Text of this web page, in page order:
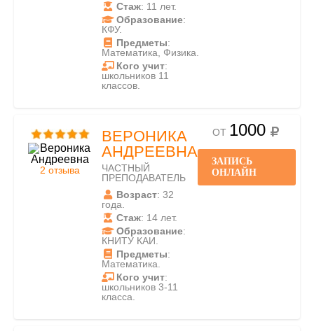
Стаж: 11 лет.
Образование:
КФУ.
Предметы:
Математика, Физика.
Кого учит:
школьников 11
классов.
2 отзыва
ВЕРОНИКА
АНДРЕЕВНА
ЧАСТНЫЙ
ПРЕПОДАВАТЕЛЬ
Возраст: 32
года.
Стаж: 14 лет.
Образование:
КНИТУ КАИ.
Предметы:
Математика.
Кого учит:
школьников 3-11
класса.
ОТ 1000
ЗАПИСЬ
ОНЛАЙН